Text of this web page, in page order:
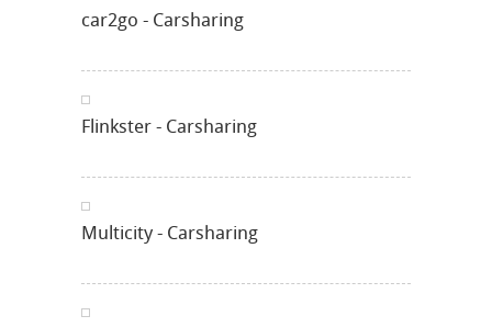
car2go - Carsharing
Flinkster - Carsharing
Multicity - Carsharing